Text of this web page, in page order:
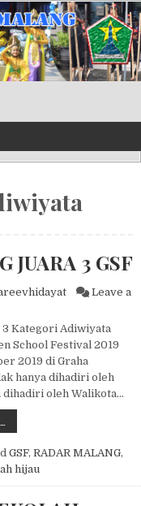
JUARA 3 GSF
Leave a
NEGERI 6 MALANG
Kategori Adiwiyata
School Festival 2019
2019 di Graha
hanya dihadiri oleh
dihadiri oleh Walikota…
GSF, RADAR MALANG,
hijau